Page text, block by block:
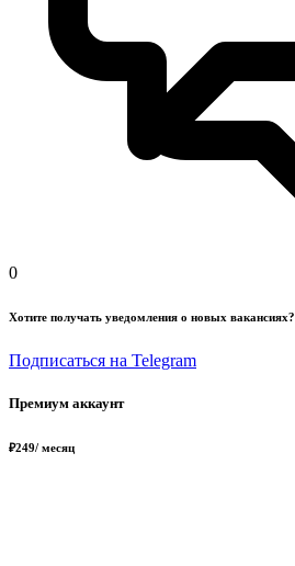
0
Хотите получать уведомления о новых вакансиях?
Подписаться на Telegram
Премиум аккаунт
₽249/ месяц